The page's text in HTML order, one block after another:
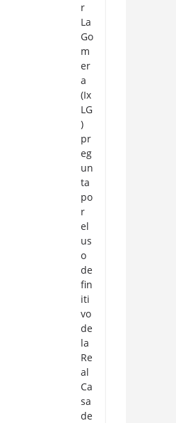
r
La
Go
m
er
a
(Ix
LG
)
pr
eg
un
ta
po
r
el
us
o
de
fin
iti
vo
de
la
Re
al
Ca
sa
de